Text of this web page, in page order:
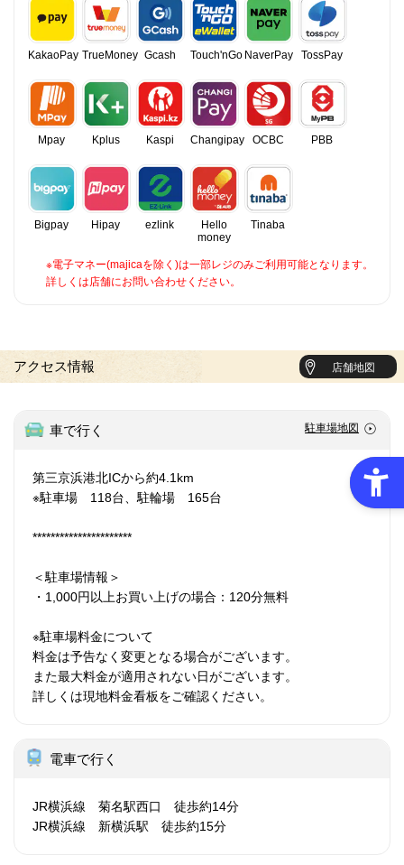
KakaoPay TrueMoney Gcash Touch'nGo NaverPay TossPay
Mpay Kplus Kaspi Changipay OCBC PBB
Bigpay Hipay ezlink
Hello
money
Tinaba
※電子マネー(majicaを除く)は一部レジのみご利用可能となります。
詳しくは店舗にお問い合わせください。
アクセス情報 店舗地図
車で行く 駐車場地図
第三京浜港北ICから約4.1km
※駐車場 118台、駐輪場 165台
**********************
＜駐車場情報＞
・1,000円以上お買い上げの場合：120分無料
※駐車場料金について
料金は予告なく変更となる場合がございます。
また最大料金が適用されない日がございます。
詳しくは現地料金看板をご確認ください。
電車で行く
JR横浜線 菊名駅西口 徒歩約14分
JR横浜線 新横浜駅 徒歩約15分